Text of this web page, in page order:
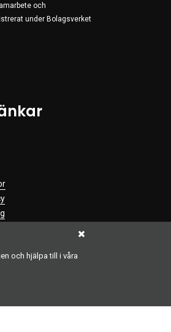
och
under Bolagsverket
och hjälpa till i våra